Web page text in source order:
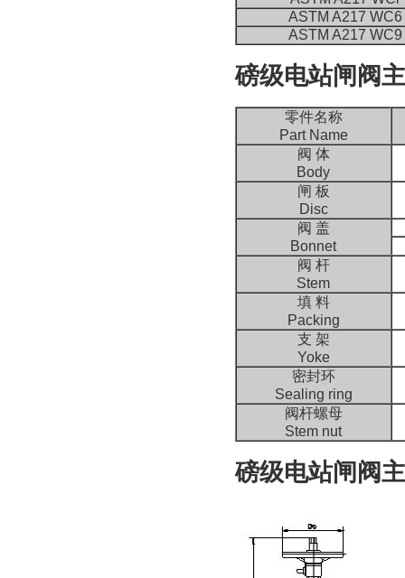
ASTM A217 WC6
ASTM A217 WC9
磅级电站闸阀
零件名称
Part Name
阀 体
Body
闸 板
Disc
阀 盖
Bonnet
阀 杆
Stem
填 料
Packing
支 架
Yoke
密封环
Sealing ring
阀杆螺母
Stem nut
磅级电站闸阀